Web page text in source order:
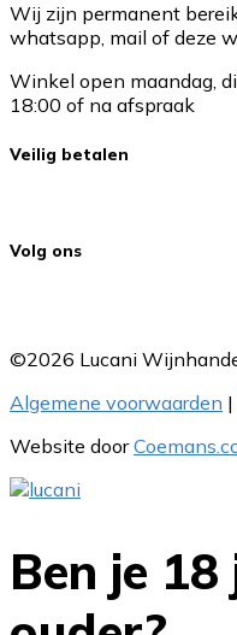
Wij zijn permanent
whatsapp, mail of deze
Winkel open maandag,
18:00 of na afspraak
Veilig betalen
Volg ons
©2026 Lucani
Algemene voorwaarden |
Website door
Ben je